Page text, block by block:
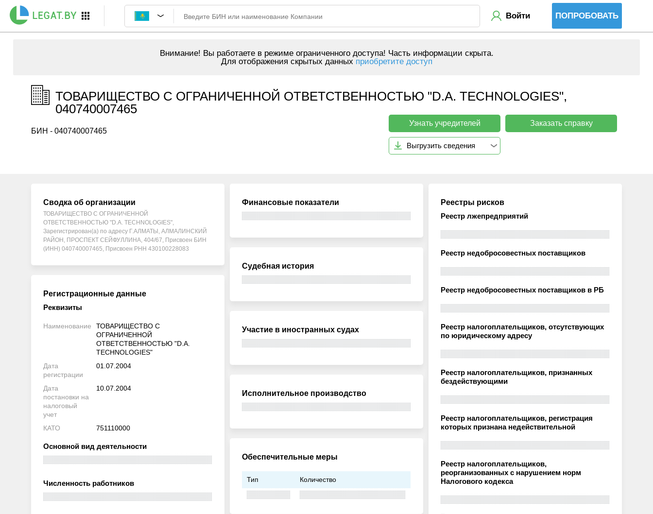
Войти ПОПРОБОВАТЬ
Внимание! Вы работаете в режиме ограниченного доступа! Часть информации скрыта.
Для отображения скрытых данных приобретите доступ
ТОВАРИЩЕСТВО С ОГРАНИЧЕННОЙ ОТВЕТСТВЕННОСТЬЮ "D.A. TECHNOLOGIES",
040740007465
БИН - 040740007465
Узнать учредителей Заказать справку
Выгрузить сведения
Сводка об организации
ТОВАРИЩЕСТВО С ОГРАНИЧЕННОЙ
ОТВЕТСТВЕННОСТЬЮ "D.A. TECHNOLOGIES",
Зарегистрирован(а) по адресу Г.АЛМАТЫ, АЛМАЛИНСКИЙ
РАЙОН, ПРОСПЕКТ СЕЙФУЛЛИНА, 404/67, Присвоен БИН
(ИНН) 040740007465, Присвоен РНН 430100228083
Регистрационные данные
Реквизиты
Наименование
ТОВАРИЩЕСТВО С
ОГРАНИЧЕННОЙ
ОТВЕТСТВЕННОСТЬЮ "D.A.
TECHNOLOGIES"
Дата
регистрации
01.07.2004
Дата
постановки на
налоговый
учет
10.07.2004
КАТО 751110000
Основной вид деятельности
Численность работников
Финансовые показатели
Судебная история
Участие в иностранных судах
Исполнительное производство
Обеспечительные меры
Тип Количество
Реестры рисков
Реестр лжепредприятий
Реестр недобросовестных поставщиков
Реестр недобросовестных поставщиков в РБ
Реестр налогоплательщиков, отсутствующих
по юридическому адресу
Реестр налогоплательщиков, признанных
бездействующими
Реестр налогоплательщиков, регистрация
которых признана недействительной
Реестр налогоплательщиков,
реорганизованных с нарушением норм
Налогового кодекса